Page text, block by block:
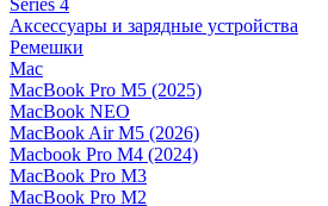
Series 4
Аксессуары и зарядные устройства
Ремешки
Mac
MacBook Pro M5 (2025)
MacBook NEO
MacBook Air M5 (2026)
Macbook Pro M4 (2024)
MacBook Pro M3
MacBook Pro M2